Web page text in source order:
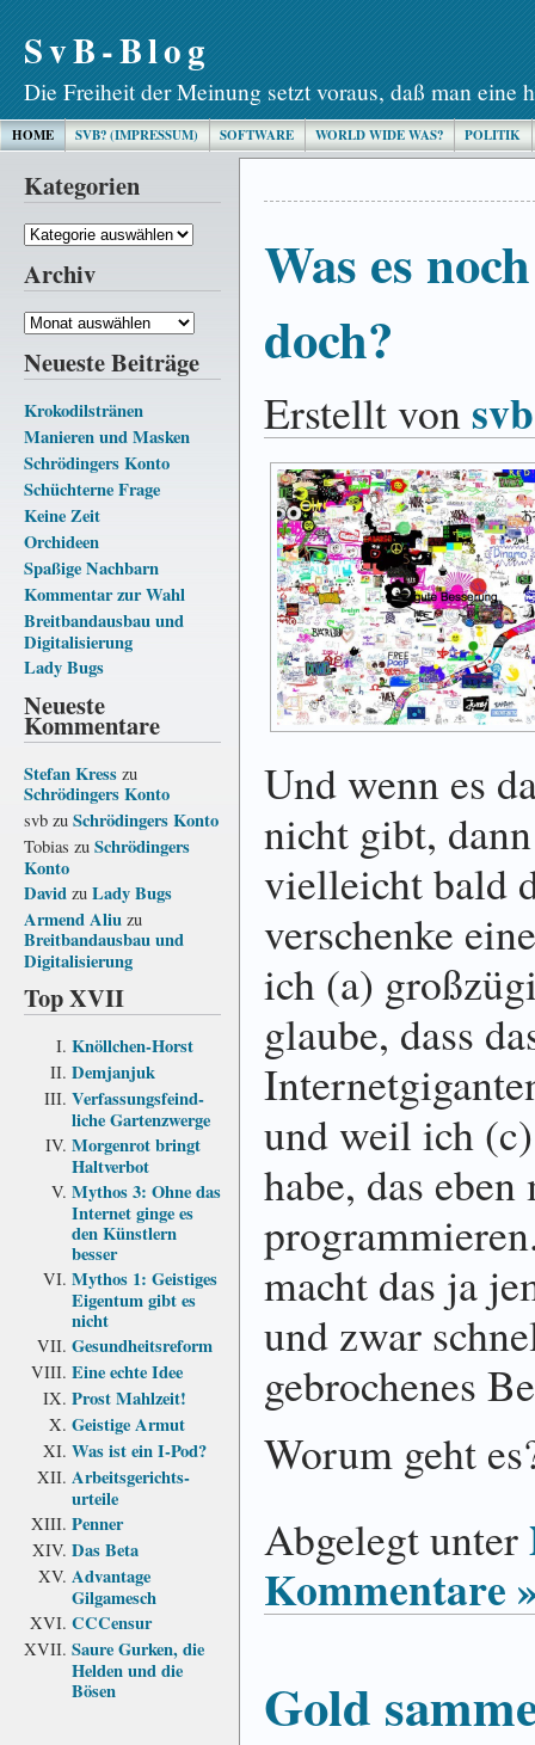
SvB-Blog
Die Freiheit der Meinung setzt voraus, daß man eine
HOME SVB? (IMPRESSUM) SOFTWARE WORLD WIDE WAS? POLITIK
Kategorien
Kategorien
Archiv
Archiv
Neueste Beiträge
Krokodilstränen
Manieren und Masken
Schrödingers Konto
Schüchterne Frage
Keine Zeit
Orchideen
Spaßige Nachbarn
Kommentar zur Wahl
Breitbandausbau und
Digitalisierung
Lady Bugs
Neueste
Kommentare
Stefan Kress zu
Schrödingers Konto
svb zu Schrödingers Konto
Tobias zu Schrödingers
Konto
David zu Lady Bugs
Armend Aliu zu
Breitbandausbau und
Digitalisierung
Top XVII
Knöllchen-Horst
Demjanjuk
Verfassungs­feind­
liche Garten­zwerge
Morgenrot bringt
Haltverbot
Mythos 3: Ohne das
Internet ginge es
den Künstlern
besser
Mythos 1: Geistiges
Eigentum gibt es
nicht
Gesundheits­reform
Eine echte Idee
Prost Mahlzeit!
Geistige Armut
Was ist ein I-Pod?
Arbeits­gerichts­
urteile
Penner
Das Beta
Advantage
Gilgamesch
CCCensur
Saure Gurken, die
Helden und die
Bösen
Was es
doch?
Erstellt vonsvb
Und wenn es
nicht gibt,
vielleicht bald
verschenke
ich (a)
glaube, dass
und weil ich
habe, das
macht das ja
und zwar
gebrochenes
Worum geht
Abgelegt unter
Kommentare
Gold